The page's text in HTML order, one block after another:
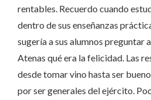
rentables. Recuerdo cuando
dentro de sus enseñanzas
sugería a sus alumnos preguntar
Atenas qué era la felicidad. Las
desde tomar vino hasta ser
por ser generales del ejército.